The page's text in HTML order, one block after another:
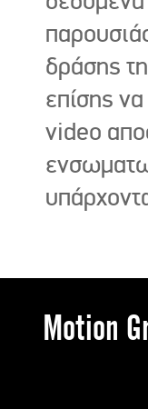
δράσης
επίσης
video
Motion